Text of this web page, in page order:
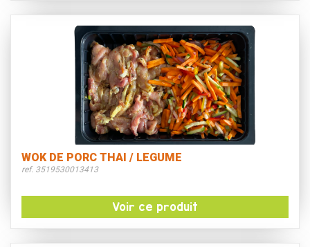
WOK DE PORC THAI / LEGUME
ref. 3519530013413
Voir ce produit